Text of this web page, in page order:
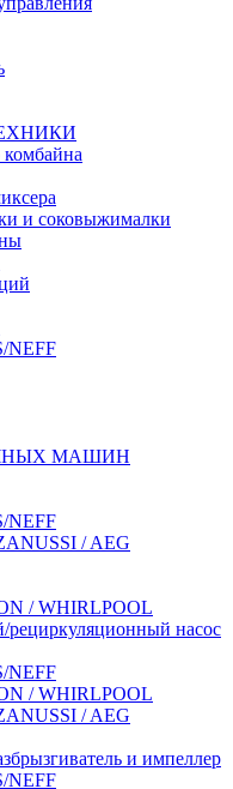
комбайна
и соковыжималки
NEFF
МАШИН
NEFF
/ AEG
/ WHIRLPOOL
насос
NEFF
/ WHIRLPOOL
/ AEG
и импеллер
NEFF